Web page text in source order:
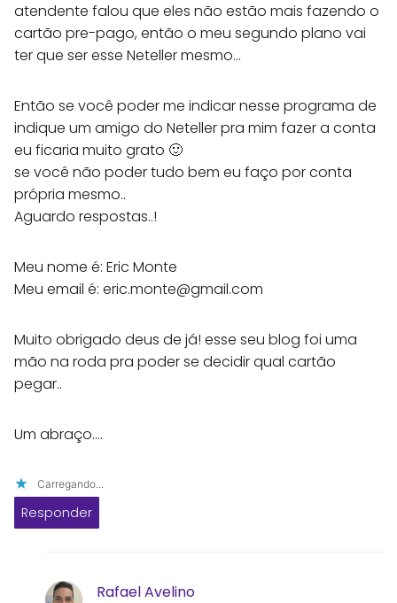
atendente falou que eles não estão mais fazendo o
cartão pre-pago, então o meu segundo plano vai
ter que ser esse Neteller mesmo...
Então se você poder me indicar nesse programa de
indique um amigo do Neteller pra mim fazer a conta
eu ficaria muito grato 🙂
se você não poder tudo bem eu faço por conta
própria mesmo..
Aguardo respostas..!
Meu nome é: Eric Monte
Meu email é: eric.monte@gmail.com
Muito obrigado deus de já! esse seu blog foi uma
mão na roda pra poder se decidir qual cartão
pegar..
Um abraço....
Carregando...
Responder
Rafael Avelino